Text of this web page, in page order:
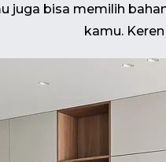
juga bisa memilih
kamu. Keren